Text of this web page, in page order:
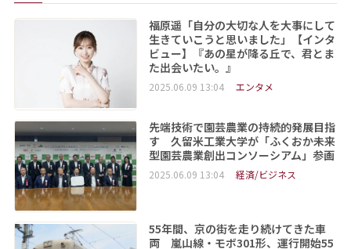
福原遥「自分の大切な人を大事にして
生きていこうと思いました」【インタ
ビュー】『あの星が降る丘で、君とま
た出会いたい。』
2025.06.09 13:04 エンタメ
先端技術で園芸農業の持続的発展目指
す 久留米工業大学が「ふくおか未来
型園芸農業創出コンソーシアム」参画
2025.06.09 13:04 経済/ビジネス
55年間、京の街を走り続けてきた車
両 嵐山線・モボ301形、運行開始55